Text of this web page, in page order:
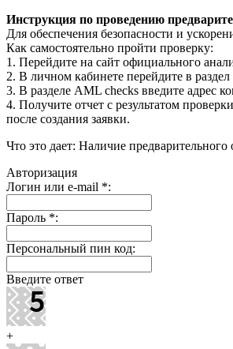
Инструкция по проведению
Для обеспечения безопасности и
Как самостоятельно пройти проверку:
1. Перейдите на сайт официального
2. В личном кабинете перейдите в
3. В разделе AML checks введите адрес
4. Получите отчет с результатом
после создания заявки.
Что это дает: Наличие
Авторизация
Логин или e-mail *:
Пароль *:
Персональный пин код:
Введите ответ
+